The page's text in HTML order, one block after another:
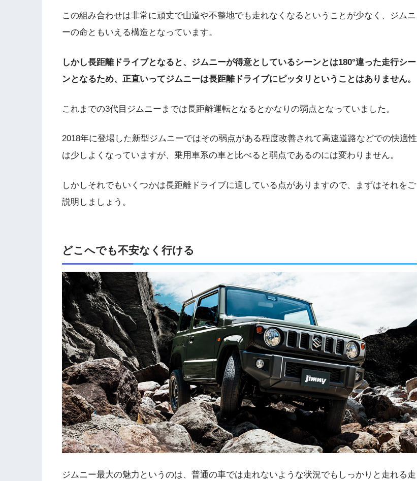
この組み合わせは非常に頑丈で山道や不整地でも走れなくなるということが少なく、ジムニ
ーの命ともいえる構造となっています。
しかし長距離ドライブとなると、ジムニーが得意としているシーンとは180°違った走行シー
ンとなるため、正直いってジムニーは長距離ドライブにピッタリということはありません。
これまでの3代目ジムニーまでは長距離運転となるとかなりの弱点となっていました。
2018年に登場した新型ジムニーではその弱点がある程度改善されて高速道路などでの快適性
は少しよくなっていますが、乗用車系の車と比べると弱点であるのには変わりません。
しかしそれでもいくつかは長距離ドライブに適している点がありますので、まずはそれをご
説明しましょう。
どこへでも不安なく行ける
ジムニー最大の魅力というのは、普通の車では走れないような状況でもしっかりと走れる走